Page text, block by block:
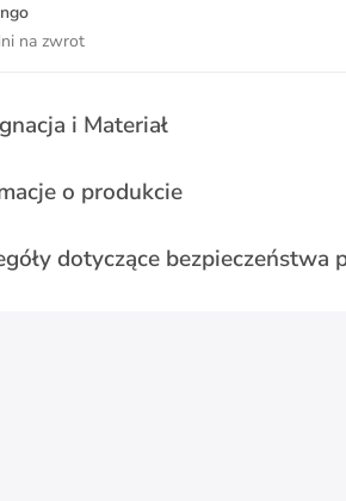
na zwrot
i Materiał
o produkcie
dotyczące bezpieczeństwa